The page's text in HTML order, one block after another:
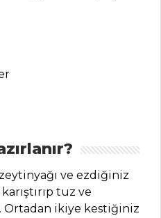
ve ezdiğiniz
tuz ve
Ortadan ikiye kestiğiniz